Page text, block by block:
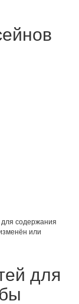
содержания
или
для